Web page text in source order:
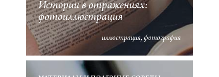
Истории в отражениях:
фотоиллюстрация
иллюстрация фотография